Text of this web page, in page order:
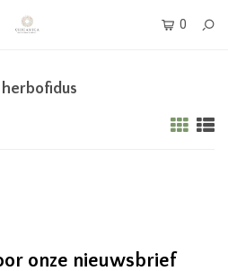
0
onze nieuwsbrief